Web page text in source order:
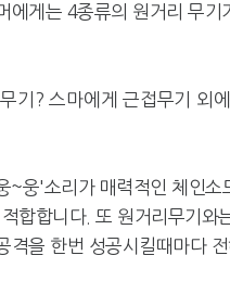
게는 4종류의 원거리 무
기? 스마에게 근접무기 외
~웅'소리가 매력적인 체인
합합니다. 또 원거리무기
격을 한번 성공시킬때마다